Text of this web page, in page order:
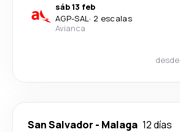
sáb 13 feb
AGP-SAL· 2 escalas
Avianca
desde
San Salvador - Malaga 12 días